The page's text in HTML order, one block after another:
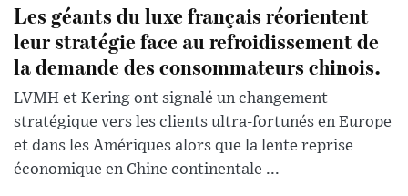
Les géants du luxe français réorientent
leur stratégie face au refroidissement de
la demande des consommateurs chinois.
LVMH et Kering ont signalé un changement
stratégique vers les clients ultra-fortunés en Europe
et dans les Amériques alors que la lente reprise
économique en Chine continentale ...